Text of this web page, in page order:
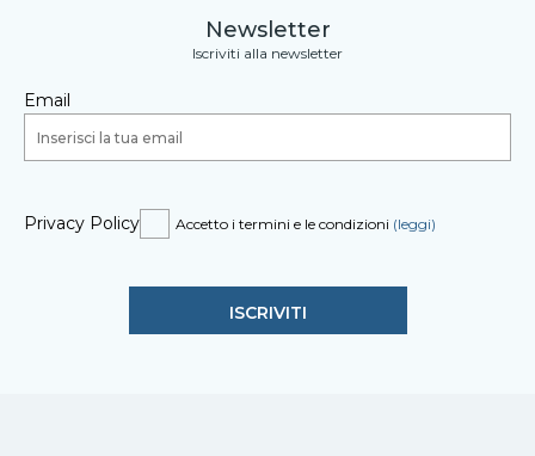
Newsletter
Iscriviti alla newsletter
Email
Privacy Policy Accetto i termini e le condizioni (leggi)